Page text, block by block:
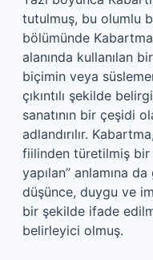
tutulmuş, bu olumlu
bölümünde
alanında kullanılan
biçimin veya
çıkıntılı şekilde
sanatının bir çeşidi
adlandırılır.
fiilinden türetilmiş bir
yapılan” anlamına
düşünce, duygu ve
bir şekilde ifade
belirleyici olmuş.